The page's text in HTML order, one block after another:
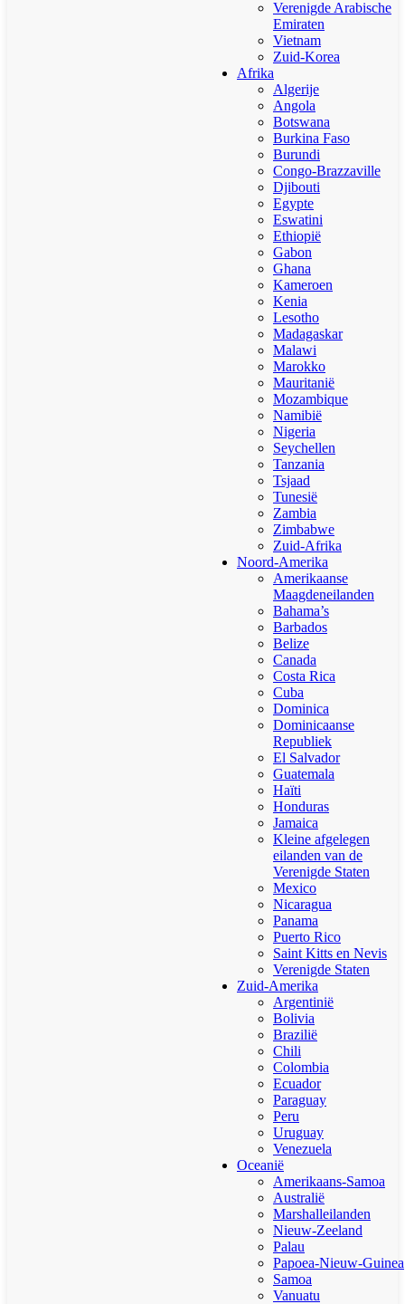
Verenigde Arabische
Emiraten
Vietnam
Zuid-Korea
Afrika
Algerije
Angola
Botswana
Burkina Faso
Burundi
Congo-Brazzaville
Djibouti
Egypte
Eswatini
Ethiopië
Gabon
Ghana
Kameroen
Kenia
Lesotho
Madagaskar
Malawi
Marokko
Mauritanië
Mozambique
Namibië
Nigeria
Seychellen
Tanzania
Tsjaad
Tunesië
Zambia
Zimbabwe
Zuid-Afrika
Noord-Amerika
Amerikaanse
Maagdeneilanden
Bahama’s
Barbados
Belize
Canada
Costa Rica
Cuba
Dominica
Dominicaanse
Republiek
El Salvador
Guatemala
Haïti
Honduras
Jamaica
Kleine afgelegen
eilanden van de
Verenigde Staten
Mexico
Nicaragua
Panama
Puerto Rico
Saint Kitts en Nevis
Verenigde Staten
Zuid-Amerika
Argentinië
Bolivia
Brazilië
Chili
Colombia
Ecuador
Paraguay
Peru
Uruguay
Venezuela
Oceanië
Amerikaans-Samoa
Australië
Marshalleilanden
Nieuw-Zeeland
Palau
Papoea-Nieuw-Guinea
Samoa
Vanuatu